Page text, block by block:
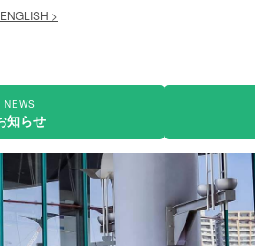
ENGLISH >
NEWS
知らせ